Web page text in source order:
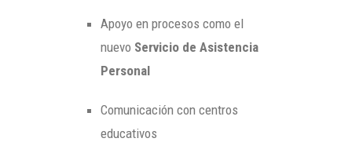
Apoyo en procesos como el
nuevo Servicio de Asistencia
Personal
Comunicación con centros
educativos